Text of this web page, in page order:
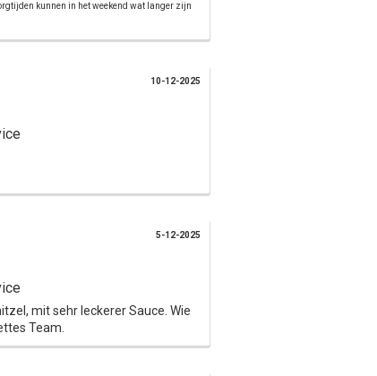
kunnen in het weekend wat langer zijn
10-12-2025
mit sehr leckerer Sauce. Wie
Team.
5-12-2025